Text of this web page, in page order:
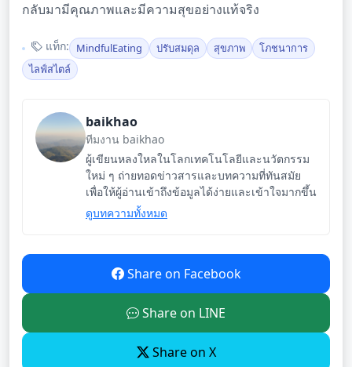
กลับมามีคุณภาพและมีความสุขอย่างแท้จริง
แท็ก: MindfulEating ปรับสมดุล สุขภาพ
โภชนาการ
ไลฟ์สไตล์
baikhao
ทีมงาน baikhao
ผู้เขียนหลงใหลในโลกเทคโนโลยีและนวัตกรรม
ใหม่ ๆ ถ่ายทอดข่าวสารและบทความที่ทันสมัย
เพื่อให้ผู้อ่านเข้าถึงข้อมูลได้ง่ายและเข้าใจมากขึ้น
ดูบทความทั้งหมด
Share on Facebook
Share on LINE
Share on X